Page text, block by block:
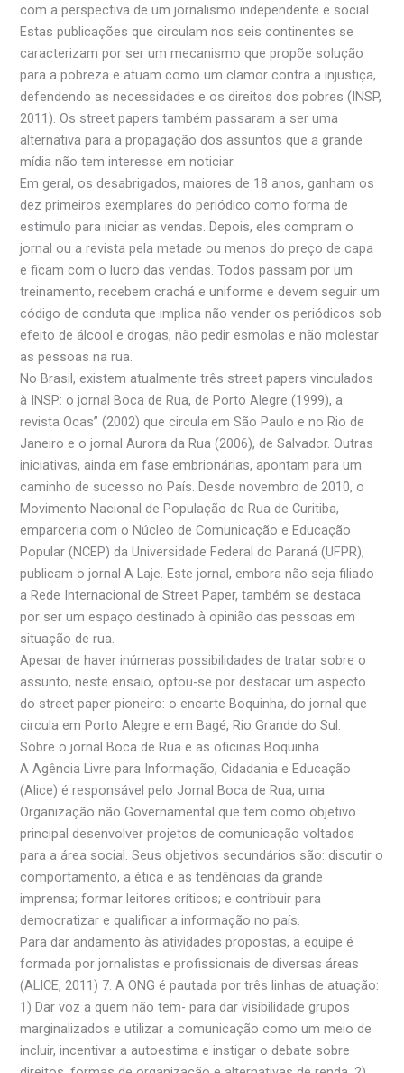
com a perspectiva de um jornalismo independente e social.
Estas publicações que circulam nos seis continentes se
caracterizam por ser um mecanismo que propõe solução
para a pobreza e atuam como um clamor contra a injustiça,
defendendo as necessidades e os direitos dos pobres (INSP,
2011). Os street papers também passaram a ser uma
alternativa para a propagação dos assuntos que a grande
mídia não tem interesse em noticiar.
Em geral, os desabrigados, maiores de 18 anos, ganham os
dez primeiros exemplares do periódico como forma de
estímulo para iniciar as vendas. Depois, eles compram o
jornal ou a revista pela metade ou menos do preço de capa
e ficam com o lucro das vendas. Todos passam por um
treinamento, recebem crachá e uniforme e devem seguir um
código de conduta que implica não vender os periódicos sob
efeito de álcool e drogas, não pedir esmolas e não molestar
as pessoas na rua.
No Brasil, existem atualmente três street papers vinculados
à INSP: o jornal Boca de Rua, de Porto Alegre (1999), a
revista Ocas” (2002) que circula em São Paulo e no Rio de
Janeiro e o jornal Aurora da Rua (2006), de Salvador. Outras
iniciativas, ainda em fase embrionárias, apontam para um
caminho de sucesso no País. Desde novembro de 2010, o
Movimento Nacional de População de Rua de Curitiba,
emparceria com o Núcleo de Comunicação e Educação
Popular (NCEP) da Universidade Federal do Paraná (UFPR),
publicam o jornal A Laje. Este jornal, embora não seja filiado
a Rede Internacional de Street Paper, também se destaca
por ser um espaço destinado à opinião das pessoas em
situação de rua.
Apesar de haver inúmeras possibilidades de tratar sobre o
assunto, neste ensaio, optou-se por destacar um aspecto
do street paper pioneiro: o encarte Boquinha, do jornal que
circula em Porto Alegre e em Bagé, Rio Grande do Sul.
Sobre o jornal Boca de Rua e as oficinas Boquinha
A Agência Livre para Informação, Cidadania e Educação
(Alice) é responsável pelo Jornal Boca de Rua, uma
Organização não Governamental que tem como objetivo
principal desenvolver projetos de comunicação voltados
para a área social. Seus objetivos secundários são: discutir o
comportamento, a ética e as tendências da grande
imprensa; formar leitores críticos; e contribuir para
democratizar e qualificar a informação no país.
Para dar andamento às atividades propostas, a equipe é
formada por jornalistas e profissionais de diversas áreas
(ALICE, 2011) 7. A ONG é pautada por três linhas de atuação:
1) Dar voz a quem não tem- para dar visibilidade grupos
marginalizados e utilizar a comunicação como um meio de
incluir, incentivar a autoestima e instigar o debate sobre